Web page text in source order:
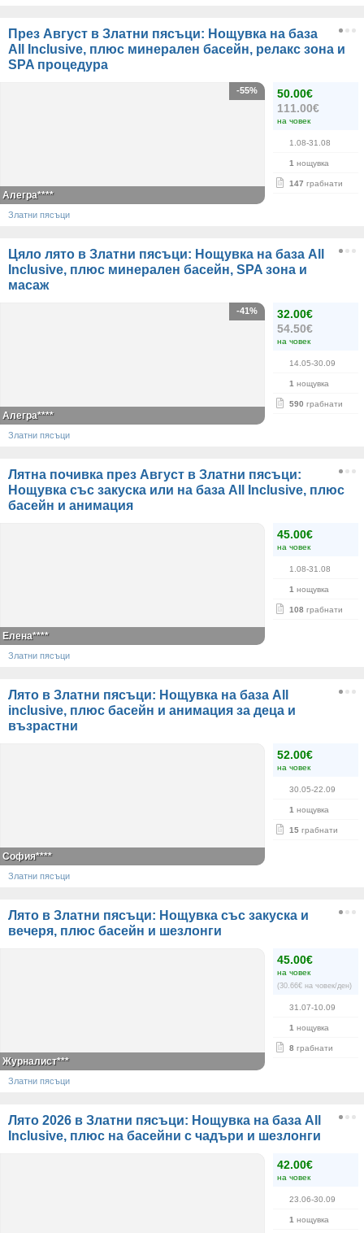
През Август в Златни пясъци: Нощувка на база
All Inclusive, плюс минерален басейн, релакс зона и
SPA процедура
50.00€
111.00€
на човек
1.08-31.08
1 нощувка
147 грабнати
-55%
Алегра****
Златни пясъци
Цяло лято в Златни пясъци: Нощувка на база All
Inclusive, плюс минерален басейн, SPA зона и
масаж
32.00€
54.50€
на човек
14.05-30.09
1 нощувка
590 грабнати
-41%
Алегра****
Златни пясъци
Лятна почивка през Август в Златни пясъци:
Нощувка със закуска или на база All Inclusive, плюс
басейн и анимация
45.00€
на човек
1.08-31.08
1 нощувка
108 грабнати
Елена****
Златни пясъци
Лято в Златни пясъци: Нощувка на база Аll
inclusive, плюс басейн и анимация за деца и
възрастни
52.00€
на човек
30.05-22.09
1 нощувка
15 грабнати
София****
Златни пясъци
Лято в Златни пясъци: Нощувка със закуска и
вечеря, плюс басейн и шезлонги
45.00€
на човек
(30.66€ на човек/ден)
31.07-10.09
1 нощувка
8 грабнати
Журналист***
Златни пясъци
Лято 2026 в Златни пясъци: Нощувка на база All
Inclusive, плюс на басейни с чадъри и шезлонги
42.00€
на човек
23.06-30.09
1 нощувка